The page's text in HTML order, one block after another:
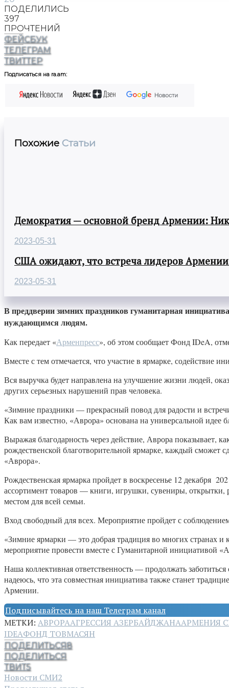
ПОДЕЛИЛИСЬ
397
ПРОЧТЕНИЙ
ФЕЙСБУК
ТЕЛЕГРАМ
ТВИТТЕР
Подписаться на ra.am:
Похожие Статьи
Демократия — основной бренд Армении:
2023-05-31
США ожидают, что встреча лидеров
2023-05-31
В преддверии зимних праздников гуманитарная
нуждающимся людям.
Как передает «Арменпресс», об этом сообщает Фонд IDeA,
Вместе с тем отмечается, что участие в ярмарке,
Вся выручка будет направлена на улучшение жизни людей,
других серьезных нарушений прав человека.
«Зимние праздники — прекрасный повод для радости и
Как вам известно, «Аврора» основана на универсальной
Выражая благодарность через действие, Аврора показывает,
рождественской благотворительной ярмарке, каждый
«Аврора».
Рождественская ярмарка пройдет в воскресенье 12 декабря
ассортимент товаров — книги, игрушки, сувениры,
местом для всей семьи.
Вход свободный для всех. Мероприятие пройдет с
«Зимние ярмарки — это добрая традиция во многих странах
мероприятие провести вместе с Гуманитарной инициативой
Наша коллективная ответственность — продолжать
надеюсь, что эта совместная инициатива также станет
Армении.
Подписывайтесь на наш Телеграм канал
МЕТКИ: АВРОРААГРЕССИЯ АЗЕРБАЙДЖАНААРМЕНИЯ
IDEAФОНД ТОВМАСЯН
ПОДЕЛИТЬСЯ8
ПОДЕЛИТЬСЯ
ТВИТ5
Новости СМИ2